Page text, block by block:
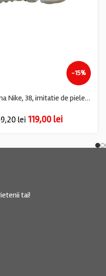
-15%
Adidasi dama Nike, 38, imitatie de piele, material textil, alb gri
lei 119,00 lei
tai!